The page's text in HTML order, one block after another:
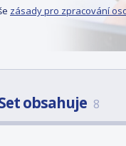
zásady pro zpracování
obsahuje 8